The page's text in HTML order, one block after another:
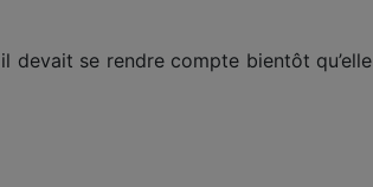
devait se rendre compte bientôt